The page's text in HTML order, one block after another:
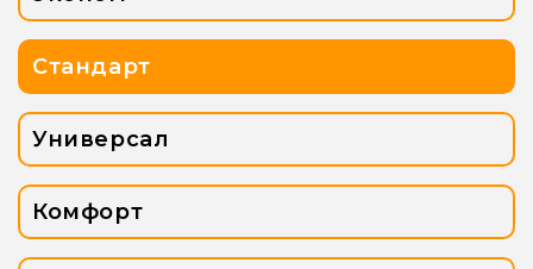
Стандарт
Универсал
Комфорт